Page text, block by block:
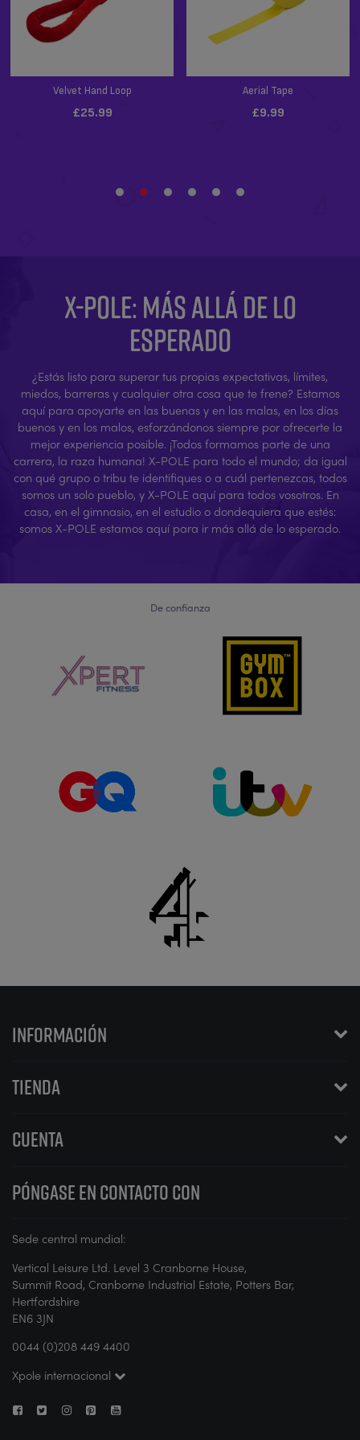
X-POLE: MÁS ALLÁ DE LO
ESPERADO
¿Estás listo para superar tus propias expectativas, límites,
miedos, barreras y cualquier otra cosa que te frene? Estamos
aquí para apoyarte en las buenas y en las malas, en los días
buenos y en los malos, esforzándonos siempre por ofrecerte la
mejor experiencia posible. ¡Todos formamos parte de una
carrera, la raza humana! X-POLE para todo el mundo; da igual
con qué grupo o tribu te identifiques o a cuál pertenezcas, todos
somos un solo pueblo, y X-POLE aquí para todos vosotros. En
casa, en el gimnasio, en el estudio o dondequiera que estés:
somos X-POLE estamos aquí para ir más allá de lo esperado.
De confianza
INFORMACIÓN
TIENDA
CUENTA
PÓNGASE EN CONTACTO CON
Sede central mundial:
Vertical Leisure Ltd. Level 3 Cranborne House,
Summit Road, Cranborne Industrial Estate, Potters Bar,
Hertfordshire
EN6 3JN
0044 (0)208 449 4400
Xpole internacional